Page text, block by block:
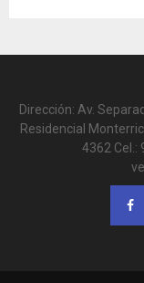
Dirección: Av.
Residencial
4362 Cel.: